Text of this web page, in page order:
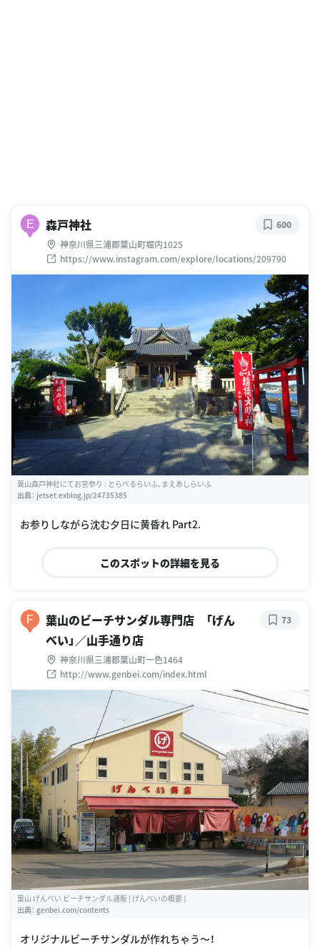
E 森戸神社
神奈川県三浦郡葉山町堀内1025
https://www.instagram.com/explore/locations/209790
600
葉山森戸神社にてお宮参り : とらべるらいふ、まえあしらいふ
出典： jetset.exblog.jp/24735385
お参りしながら沈む夕日に黄昏れ Part2.
このスポットの詳細を見る
F
葉山のビーチサンダル専門店 「げん
べい」／山手通り店
神奈川県三浦郡葉山町一色1464
http://www.genbei.com/index.html
73
葉山 げんべい ビーチサンダル通販 [ げんべいの概要 ]
出典： genbei.com/contents
オリジナルビーチサンダルが作れちゃう〜！